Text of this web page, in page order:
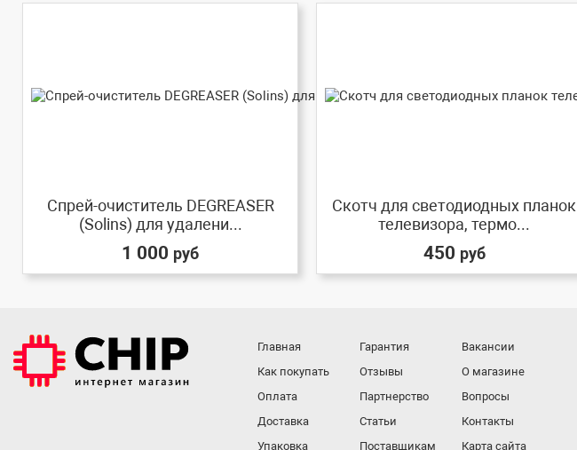
Спрей-очиститель DEGREASER
(Solins) для удалени...
1 000 руб
Скотч для светодиодных планок
телевизора, термо...
450 руб
Главная
Как покупать
Оплата
Доставка
Упаковка
Гарантия
Отзывы
Партнерство
Статьи
Поставщикам
Вакансии
О магазине
Вопросы
Контакты
Карта сайта